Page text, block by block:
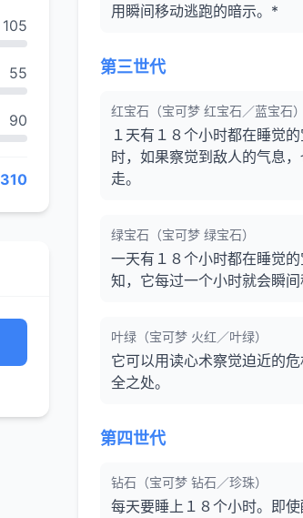
105
55
90
310
用瞬间移动逃跑的暗示。*
第三世代
红宝石（宝可梦 红宝石／蓝宝石）
１天有１８个小时都在睡觉
时，如果察觉到敌人的气息
走。
绿宝石（宝可梦 绿宝石）
一天有１８个小时都在睡觉
知，它每过一个小时就会瞬
叶绿（宝可梦 火红／叶绿）
它可以用读心术察觉迫近的
全之处。
第四世代
钻石（宝可梦 钻石／珍珠）
每天要睡上１８个小时。即